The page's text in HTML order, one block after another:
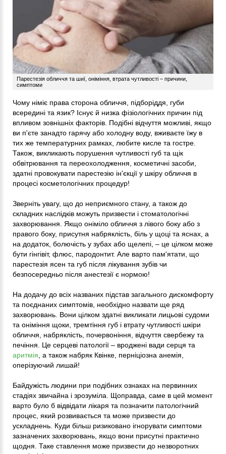
Парестезія обличчя та шиї, оніміння, втрата чутливості – причини,
симптоми
Чому німіє права сторона обличчя, підборіддя, губи
всередині та язик? Існує й низка фізіологічних причин під
впливом зовнішніх факторів. Подібні відчуття можливі, якщо
ви п'єте занадто гарячу або холодну воду, вживаєте їжу в
тих же температурних рамках, любите кисле та гостре.
Також, викликають порушення чутливості губ та щік
обвітрювання та переохолодження, косметичні засоби,
здатні провокувати парестезію ін'єкції у шкіру обличчя в
процесі косметологічних процедур!
Зверніть увагу, що до неприємного стану, а також до
складних наслідків можуть призвести і стоматологічні
захворювання. Якщо оніміло обличчя з лівого боку або з
правого боку, присутня набряклість, біль у щоці та яснах, а
на додаток, болючість у зубах або щелепі, – це цілком може
бути гінгівіт, флюс, пародонтит. Але варто пам'ятати, що
парестезія ясен та губ після лікування зубів чи
безпосередньо після анестезії є нормою!
На додачу до всіх названих підстав загального дискомфорту
та поєднаних симптомів, необхідно назвати ще ряд
захворювань. Вони цілком здатні викликати лицьові судоми
та оніміння щоки, тремтіння губ і втрату чутливості шкіри
обличчя, набряклість, почервоніння, відчуття свербежу та
печіння. Це серцеві патології – вроджені вади серця та
аритмія , а також набряк Квінке, перніціозна анемія,
оперізуючий лишай!
Байдужість людини при подібних ознаках на первинних
стадіях звичайна і зрозуміла. Щоправда, саме в цей момент
варто було б відвідати лікаря та позначити патологічний
процес, який розвивається та може призвести до
ускладнень. Куди більш ризиковано ігнорувати симптоми
зазначених захворювань, якщо вони присутні практично
щодня. Таке ставлення може призвести до незворотних